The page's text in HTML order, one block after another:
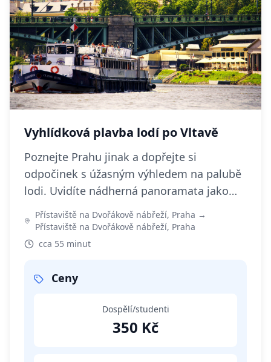
Vyhlídková plavba lodí po Vltavě
Poznejte Prahu jinak a dopřejte si
odpočinek s úžasným výhledem na palubě
lodi. Uvidíte nádherná panoramata jako
například Pražský hrad, Úřad vlády a
Strakova akademie, Petřín, Metronom na
Letné, Rudolfinum a také z těsné blízkosti
Přístaviště na Dvořákově nábřeží, Praha →
Přístaviště na Dvořákově nábřeží, Praha
cca 55 minut
Ceny
Dospělí/studenti
350 Kč